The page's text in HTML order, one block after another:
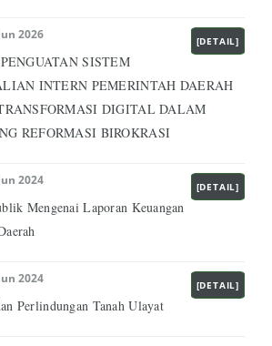
[DETAIL]
2026
SISTEM
INTERN PEMERINTAH DAERAH
DIGITAL DALAM
REFORMASI BIROKRASI
[DETAIL]
2024
Mengenai Laporan Keuangan
[DETAIL]
2024
Perlindungan Tanah Ulayat